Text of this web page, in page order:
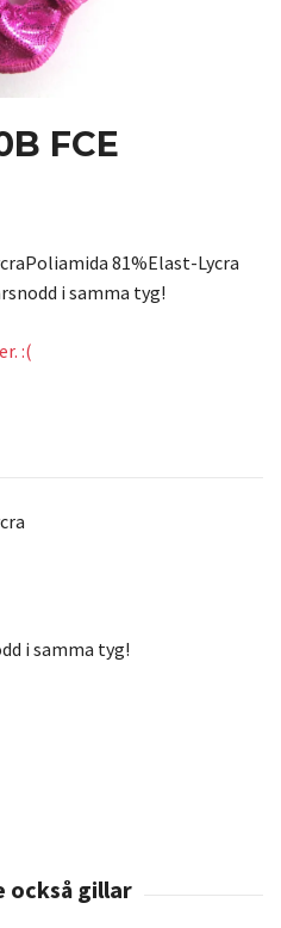
FCE
81%Elast-Lycra
i samma tyg!
:(
i samma tyg!